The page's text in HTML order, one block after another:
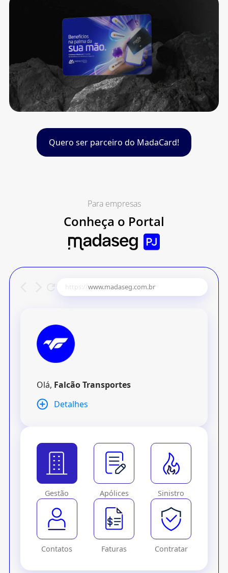
Quero ser parceiro do MadaCard!
Para empresas
Conheça o Portal
https://www.madaseg.com.br
Olá, Falcão Transportes
Detalhes
Gestão Apólices Sinistro
Contatos Faturas Contratar